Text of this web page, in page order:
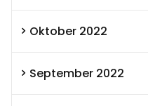
Oktober 2022
September 2022